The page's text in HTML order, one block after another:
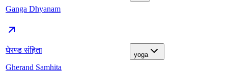
Ganga Dhyanam
घेरण्ड संहिता
Gherand Samhita
yoga